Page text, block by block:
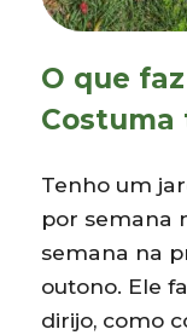
O que
Costuma
Tenho um
por semana
semana na
outono. Ele
dirijo, como